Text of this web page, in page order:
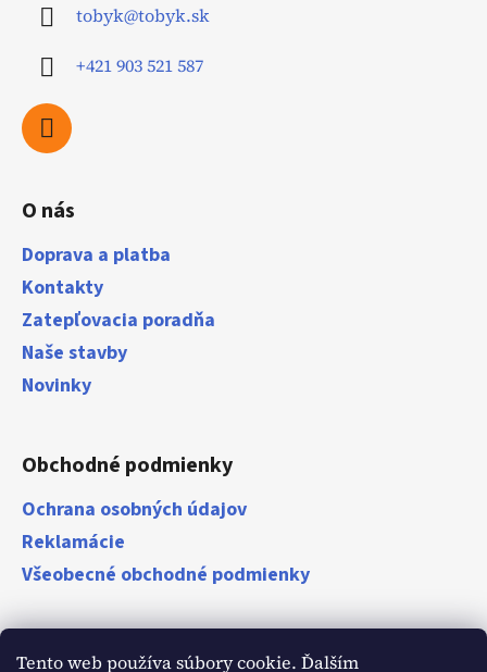
Tento web používa súbory cookie. Ďalším
tobyk@tobyk.sk
+421 903 521 587
O nás
Doprava a platba
Kontakty
Zatepľovacia poradňa
Naše stavby
Novinky
Obchodné podmienky
Ochrana osobných údajov
Reklamácie
Všeobecné obchodné podmienky
Zákazníci